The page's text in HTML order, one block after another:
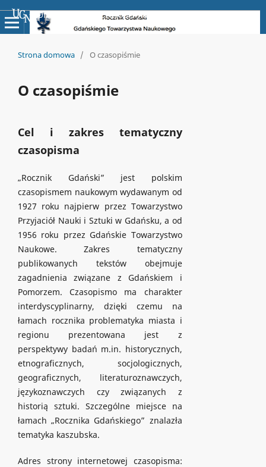
Uniwersyteckie Czasopisma Naukowe
Strona domowa / O czasopiśmie
O czasopiśmie
Cel i zakres tematyczny
czasopisma
„Rocznik Gdański” jest polskim
czasopismem naukowym wydawanym od
1927 roku najpierw przez Towarzystwo
Przyjaciół Nauki i Sztuki w Gdańsku, a od
1956 roku przez Gdańskie Towarzystwo
Naukowe. Zakres tematyczny
publikowanych tekstów obejmuje
zagadnienia związane z Gdańskiem i
Pomorzem. Czasopismo ma charakter
interdyscyplinarny, dzięki czemu na
łamach rocznika problematyka miasta i
regionu prezentowana jest z
perspektywy badań m.in. historycznych,
etnograficznych, socjologicznych,
geograficznych, literaturoznawczych,
językoznawczych czy związanych z
historią sztuki. Szczególne miejsce na
łamach „Rocznika Gdańskiego” znalazła
tematyka kaszubska.
Adres strony internetowej czasopisma: